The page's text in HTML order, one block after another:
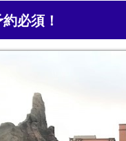
必須！